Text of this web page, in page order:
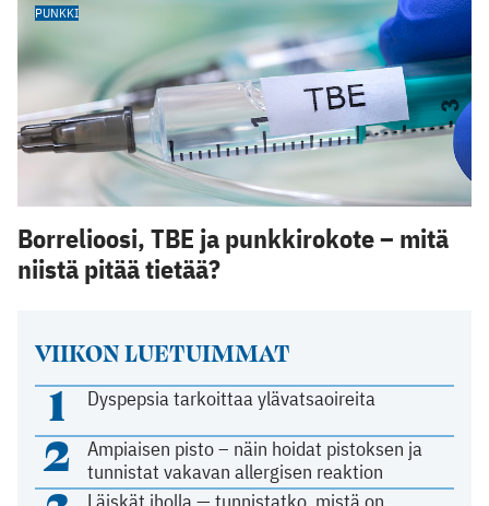
VIIKON LUETUIMMAT
1 Dyspepsia tarkoittaa ylävatsaoireita
2
Ampiaisen pisto – näin hoidat pistoksen ja
tunnistat vakavan allergisen reaktion
PUNKKI
Borrelioosi, TBE ja punkkirokote – mitä
niistä pitää tietää?